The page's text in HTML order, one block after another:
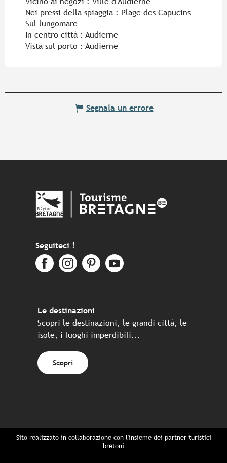
Nei pressi della spiaggia : Plage des Capucins
Sul lungomare
In centro città : Audierne
Vista sul porto : Audierne
Segnala un errore
Seguiteci !
Le destinazioni
Scopri le destinazioni, le grandi città, le
isole, i luoghi imperdibili...
Scopri
Sito realizzato in collaborazione con l'insieme dei partner turistici
bretoni